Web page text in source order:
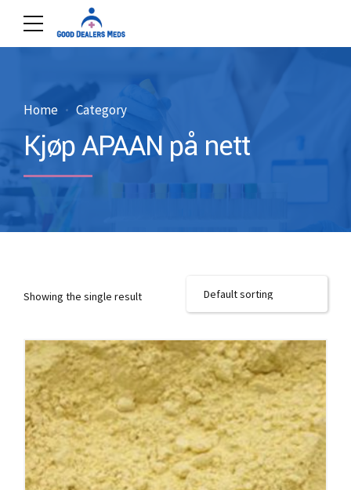
Home Category
Kjøp APAAN på nett
Showing the single result